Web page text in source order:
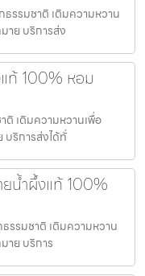
รรมชาติ เติมความหวาน
าย บริการส่ง
ท้ 100% หอม
ติ เติมความหวานเพื่อ
บริการส่งได้ทั่
น้ำผึ้งแท้ 100%
รรมชาติ เติมความหวาน
าย บริการ